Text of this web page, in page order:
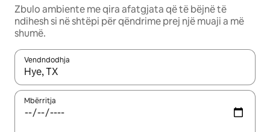
Zbulo ambiente me qira afatgjata që të bëjnë të
ndihesh si në shtëpi për qëndrime prej një muaji a më
shumë.
Vendndodhja
Kur rezultatet të jenë të disponueshme, lëviz me butonat e
Mbërritja